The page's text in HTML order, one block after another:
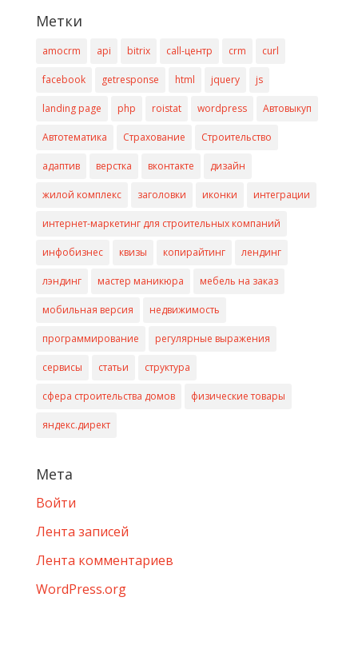
Метки
amocrm api bitrix call-центр crm curl
facebook getresponse html jquery js
landing page php roistat wordpress Автовыкуп
Автотематика Страхование Строительство
адаптив верстка вконтакте дизайн
жилой комплекс заголовки иконки интеграции
интернет-маркетинг для строительных компаний
инфобизнес квизы копирайтинг лендинг
лэндинг мастер маникюра мебель на заказ
мобильная версия недвижимость
программирование регулярные выражения
сервисы статьи структура
сфера строительства домов физические товары
яндекс.директ
Мета
Войти
Лента записей
Лента комментариев
WordPress.org